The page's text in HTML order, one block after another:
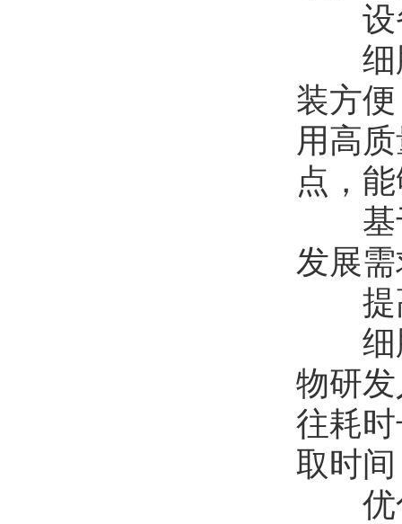
设
细胞
装方
用高
点，
基于
发展
提高
细胞
物研
往耗
取时
优化